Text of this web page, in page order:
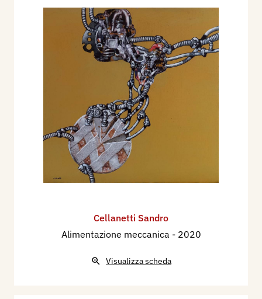
Cellanetti Sandro
Alimentazione meccanica - 2020
Visualizza scheda